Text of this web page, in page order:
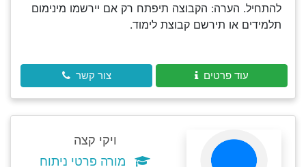
להתחיל. הערה: הקבוצה תיפתח רק אם יירשמו מינימום
תלמידים או תירשם קבוצת לימוד.
עוד פרטים צור קשר
ויקי קצה
מורה פרטי ניתוח